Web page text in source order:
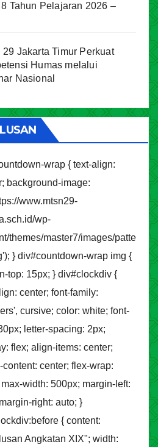
Tahun Pelajaran 2026 –
29 Jakarta Timur Perkuat
Humas melalui
Nasional
wrap { text-align:
background-image:
www.mtsn29-
wp-
themes/master7/images/patte
} div#countdown-wrap img {
top: 15px; } div#clockdiv {
center; font-family:
cursive; color: white; font-
letter-spacing: 2px;
flex; align-items: center;
content: center; flex-wrap:
width: 500px; margin-left:
right: auto; }
{ content:
Angkatan XIX"; width: